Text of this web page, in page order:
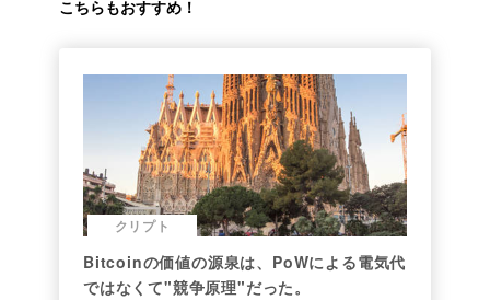
こちらもおすすめ！
クリプト
Bitcoinの価値の源泉は、PoWによる電気代
ではなくて"競争原理"だった。